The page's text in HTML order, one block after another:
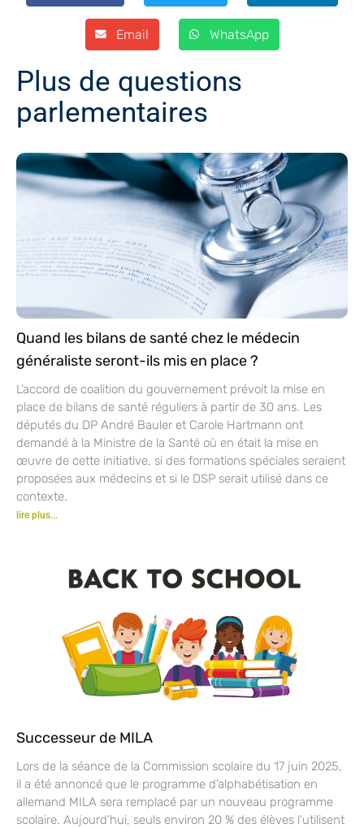
Email WhatsApp
Plus de questions
parlementaires
Quand les bilans de santé chez le médecin
généraliste seront-ils mis en place ?
L’accord de coalition du gouvernement prévoit la mise en
place de bilans de santé réguliers à partir de 30 ans. Les
députés du DP André Bauler et Carole Hartmann ont
demandé à la Ministre de la Santé où en était la mise en
œuvre de cette initiative, si des formations spéciales seraient
proposées aux médecins et si le DSP serait utilisé dans ce
contexte.
lire plus...
Successeur de MILA
Lors de la séance de la Commission scolaire du 17 juin 2025,
il a été annoncé que le programme d’alphabétisation en
allemand MILA sera remplacé par un nouveau programme
scolaire. Aujourd’hui, seuls environ 20 % des élèves l’utilisent